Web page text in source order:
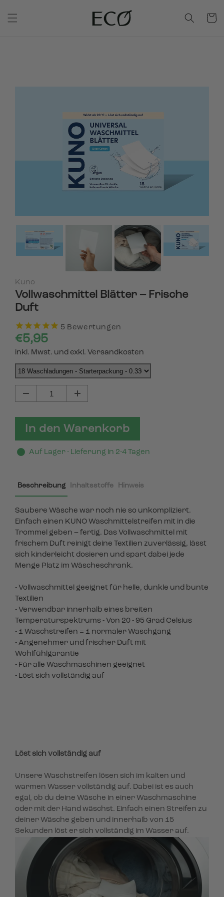
Kuno
Vollwaschmittel Blätter – Frische
Duft
5 Bewertungen
€5,95
inkl. Mwst. und exkl. Versandkosten
In den Warenkorb
Auf Lager - Lieferung in 2-4 Tagen
Beschreibung Inhaltsstoffe Hinweis
Saubere Wäsche war noch nie so unkompliziert.
Einfach einen KUNO Waschmittelstreifen mit in die
Trommel geben – fertig. Das Vollwaschmittel mit
frischem Duft reinigt deine Textilien zuverlässig, lässt
sich kinderleicht dosieren und spart dabei jede
Menge Platz im Wäscheschrank.
- Vollwaschmittel geeignet für helle, dunkle und bunte
Textilien
- Verwendbar innerhalb eines breiten
Temperaturspektrums - Von 20 - 95 Grad Celsius
- 1 Waschstreifen = 1 normaler Waschgang
- Angenehmer und frischer Duft mit
Wohlfühlgarantie
- Für alle Waschmaschinen geeignet
- Löst sich vollständig auf
Löst sich vollständig auf
Unsere Waschstreifen lösen sich im kalten und
warmen Wasser vollständig auf. Dabei ist es auch
egal, ob du deine Wäsche in einer Waschmaschine
oder mit der Hand wäschst. Einfach einen Streifen zu
deiner Wäsche geben und innerhalb von 15
Sekunden löst er sich vollständig im Wasser auf.